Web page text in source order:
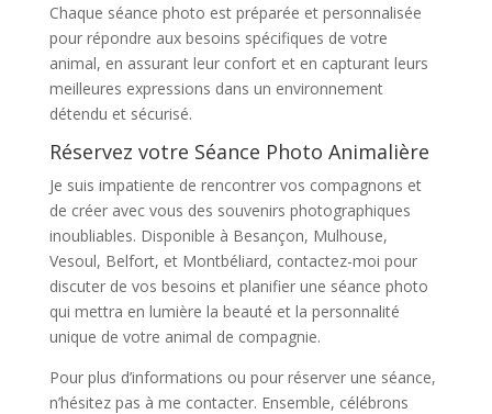
Chaque séance photo est préparée et personnalisée
pour répondre aux besoins spécifiques de votre
animal, en assurant leur confort et en capturant leurs
meilleures expressions dans un environnement
détendu et sécurisé.
Réservez votre Séance Photo Animalière
Je suis impatiente de rencontrer vos compagnons et
de créer avec vous des souvenirs photographiques
inoubliables. Disponible à Besançon, Mulhouse,
Vesoul, Belfort, et Montbéliard, contactez-moi pour
discuter de vos besoins et planifier une séance photo
qui mettra en lumière la beauté et la personnalité
unique de votre animal de compagnie.
Pour plus d’informations ou pour réserver une séance,
n’hésitez pas à me contacter. Ensemble, célébrons